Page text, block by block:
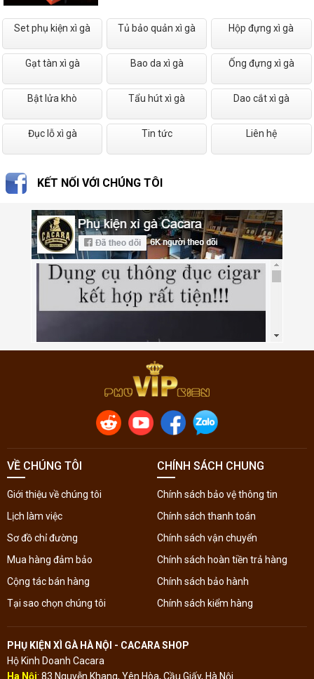
Set phụ kiện xì gà Tủ bảo quản xì gà Hộp đựng xì gà
Gạt tàn xì gà Bao da xì gà Ống đựng xì gà
Bật lửa khò Tẩu hút xì gà Dao cắt xì gà
Đục lỗ xì gà Tin tức Liên hệ
KẾT NỐI VỚI CHÚNG TÔI
VỀ CHÚNG TÔI
Giới thiệu về chúng tôi
Lịch làm việc
Sơ đồ chỉ đường
Mua hàng đảm bảo
Cộng tác bán hàng
Tại sao chọn chúng tôi
CHÍNH SÁCH CHUNG
Chính sách bảo vệ thông tin
Chính sách thanh toán
Chính sách vận chuyển
Chính sách hoàn tiền trả hàng
Chính sách bảo hành
Chính sách kiểm hàng
PHỤ KIỆN XÌ GÀ HÀ NỘI - CACARA SHOP
Hộ Kinh Doanh Cacara
Ha Nội: 83 Nguyễn Khang, Yên Hòa, Cầu Giấy, Hà Nội